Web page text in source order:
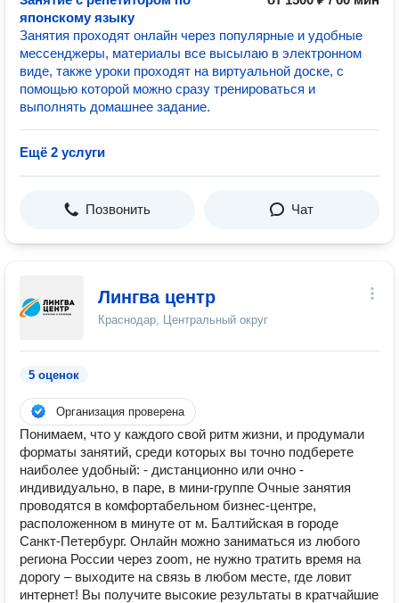
японскому языку
Занятия проходят онлайн через популярные и удобные
мессенджеры, материалы все высылаю в электронном
виде, также уроки проходят на виртуальной доске, с
помощью которой можно сразу тренироваться и
выполнять домашнее задание.
Ещё 2 услуги
Позвонить Чат
Лингва центр
Краснодар, Центральный округ
5 оценок
Организация проверена
Понимаем, что у каждого свой ритм жизни, и продумали
форматы занятий, среди которых вы точно подберете
наиболее удобный: - дистанционно или очно -
индивидуально, в паре, в мини-группе Очные занятия
проводятся в комфортабельном бизнес-центре,
расположенном в минуте от м. Балтийская в городе
Санкт-Петербург. Онлайн можно заниматься из любого
региона России через zoom, не нужно тратить время на
дорогу – выходите на связь в любом месте, где ловит
интернет! Вы получите высокие результаты в кратчайшие